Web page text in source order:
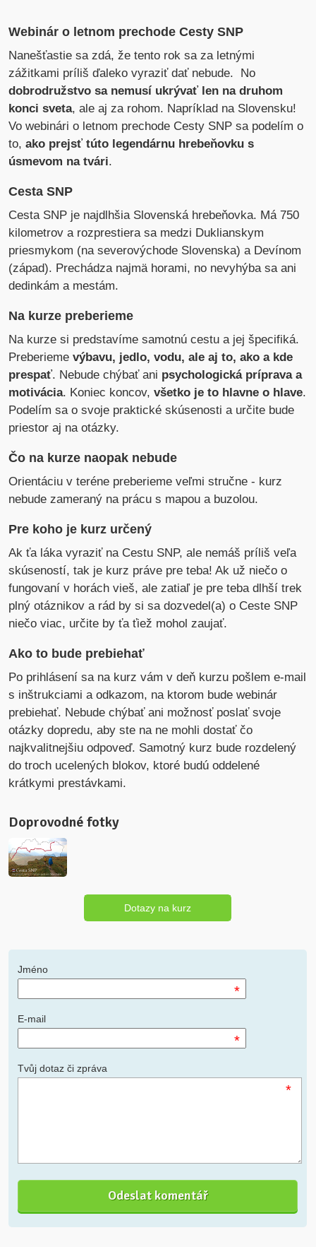
Webinár o letnom prechode Cesty SNP
Nanešťastie sa zdá, že tento rok sa za letnými
zážitkami príliš ďaleko vyraziť dať nebude. No
dobrodružstvo sa nemusí ukrývať len na druhom
konci sveta, ale aj za rohom. Napríklad na Slovensku!
Vo webinári o letnom prechode Cesty SNP sa podelím o
to,ako prejsť túto legendárnu hrebeňovku s
úsmevom na tvári.
Cesta SNP
Cesta SNP je najdlhšia Slovenská hrebeňovka. Má 750
kilometrov a rozprestiera sa medzi Duklianskym
priesmykom (na severovýchode Slovenska) a Devínom
(západ). Prechádza najmä horami, no nevyhýba sa ani
dedinkám a mestám.
Na kurze preberieme
Na kurze si predstavíme samotnú cestu a jej špecifiká.
Preberiemevýbavu, jedlo, vodu, ale aj to, ako a kde
prespať. Nebude chýbať ani psychologická príprava a
motivácia. Koniec koncov,všetko je to hlavne o hlave.
Podelím sa o svoje praktické skúsenosti a určite bude
priestor aj na otázky.
Čo na kurze naopak nebude
Orientáciu v teréne preberieme veľmi stručne - kurz
nebude zameraný na prácu s mapou a buzolou.
Pre koho je kurz určený
Ak ťa láka vyraziť na Cestu SNP, ale nemáš príliš veľa
skúseností, tak je kurz práve pre teba! Ak už niečo o
fungovaní v horách vieš, ale zatiaľ je pre teba dlhší trek
plný otáznikov a rád by si sa dozvedel(a) o Ceste SNP
niečo viac, určite by ťa ťiež mohol zaujať.
Ako to bude prebiehať
Po prihlásení sa na kurz vám v deň kurzu pošlem e-mail
s inštrukciami a odkazom, na ktorom bude webinár
prebiehať. Nebude chýbať ani možnosť poslať svoje
otázky dopredu, aby ste na ne mohli dostať čo
najkvalitnejšiu odpoveď. Samotný kurz bude rozdelený
do troch ucelených blokov, ktoré budú oddelené
krátkymi prestávkami.
Doprovodné fotky
Dotazy na kurz
Jméno
*
E-mail
*
Tvůj dotaz či zpráva
*